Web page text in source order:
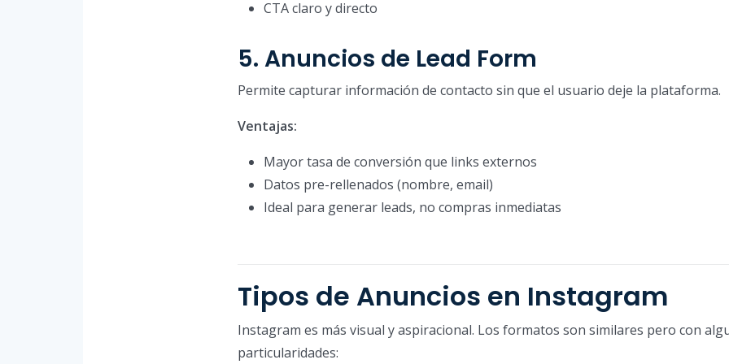
CTA claro y directo
5. Anuncios de Lead Form
Permite capturar información de contacto sin que el usuario deje la plataforma.
Ventajas:
Mayor tasa de conversión que links externos
Datos pre-rellenados (nombre, email)
Ideal para generar leads, no compras inmediatas
Tipos de Anuncios en Instagram
Instagram es más visual y aspiracional. Los formatos son similares pero con
particularidades: